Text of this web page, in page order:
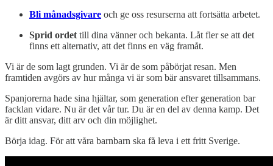
Bli månadsgivare och ge oss resurserna att fortsätta arbetet.
Sprid ordet till dina vänner och bekanta. Låt fler se att det
finns ett alternativ, att det finns en väg framåt.
Vi är de som lagt grunden. Vi är de som påbörjat resan. Men
framtiden avgörs av hur många vi är som bär ansvaret tillsammans.
Spanjorerna hade sina hjältar, som generation efter generation bar
facklan vidare. Nu är det vår tur. Du är en del av denna kamp. Det
är ditt ansvar, ditt arv och din möjlighet.
Börja idag. För att våra barnbarn ska få leva i ett fritt Sverige.